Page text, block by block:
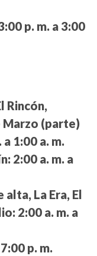
p. m. a 3:00
Rincón,
Marzo (parte)
a 1:00 a. m.
2:00 a. m. a
La Era, El
2:00 a. m. a
p. m.